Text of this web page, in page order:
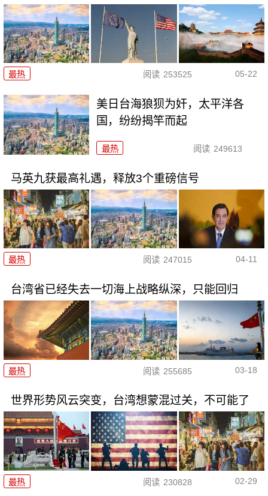
最热 阅读 253525 05-22
美日台海狼狈为奸，太平洋各
国，纷纷揭竿而起
最热 阅读 249613
马英九获最高礼遇，释放3个重磅信号
最热 阅读 247015 04-11
台湾省已经失去一切海上战略纵深，只能回归
最热 阅读 255685 03-18
世界形势风云突变，台湾想蒙混过关，不可能了
最热 阅读 230828 02-29